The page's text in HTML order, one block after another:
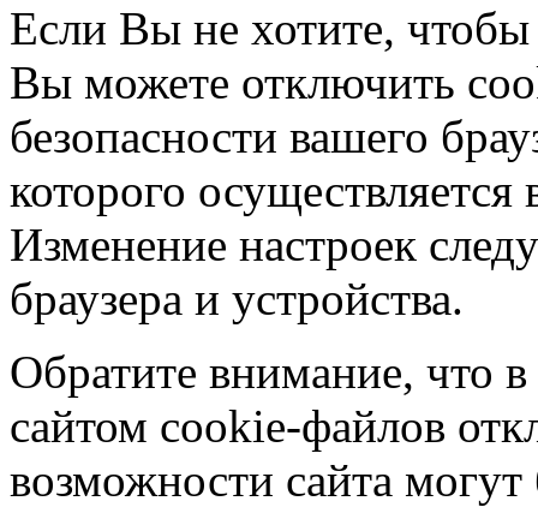
Если Вы не хотите,
Вы можете отключить
безопасности вашего
которого
Изменение настроек
браузера и устройства.
Обратите внимание, что в
сайтом cookie-файлов
возможности сайта